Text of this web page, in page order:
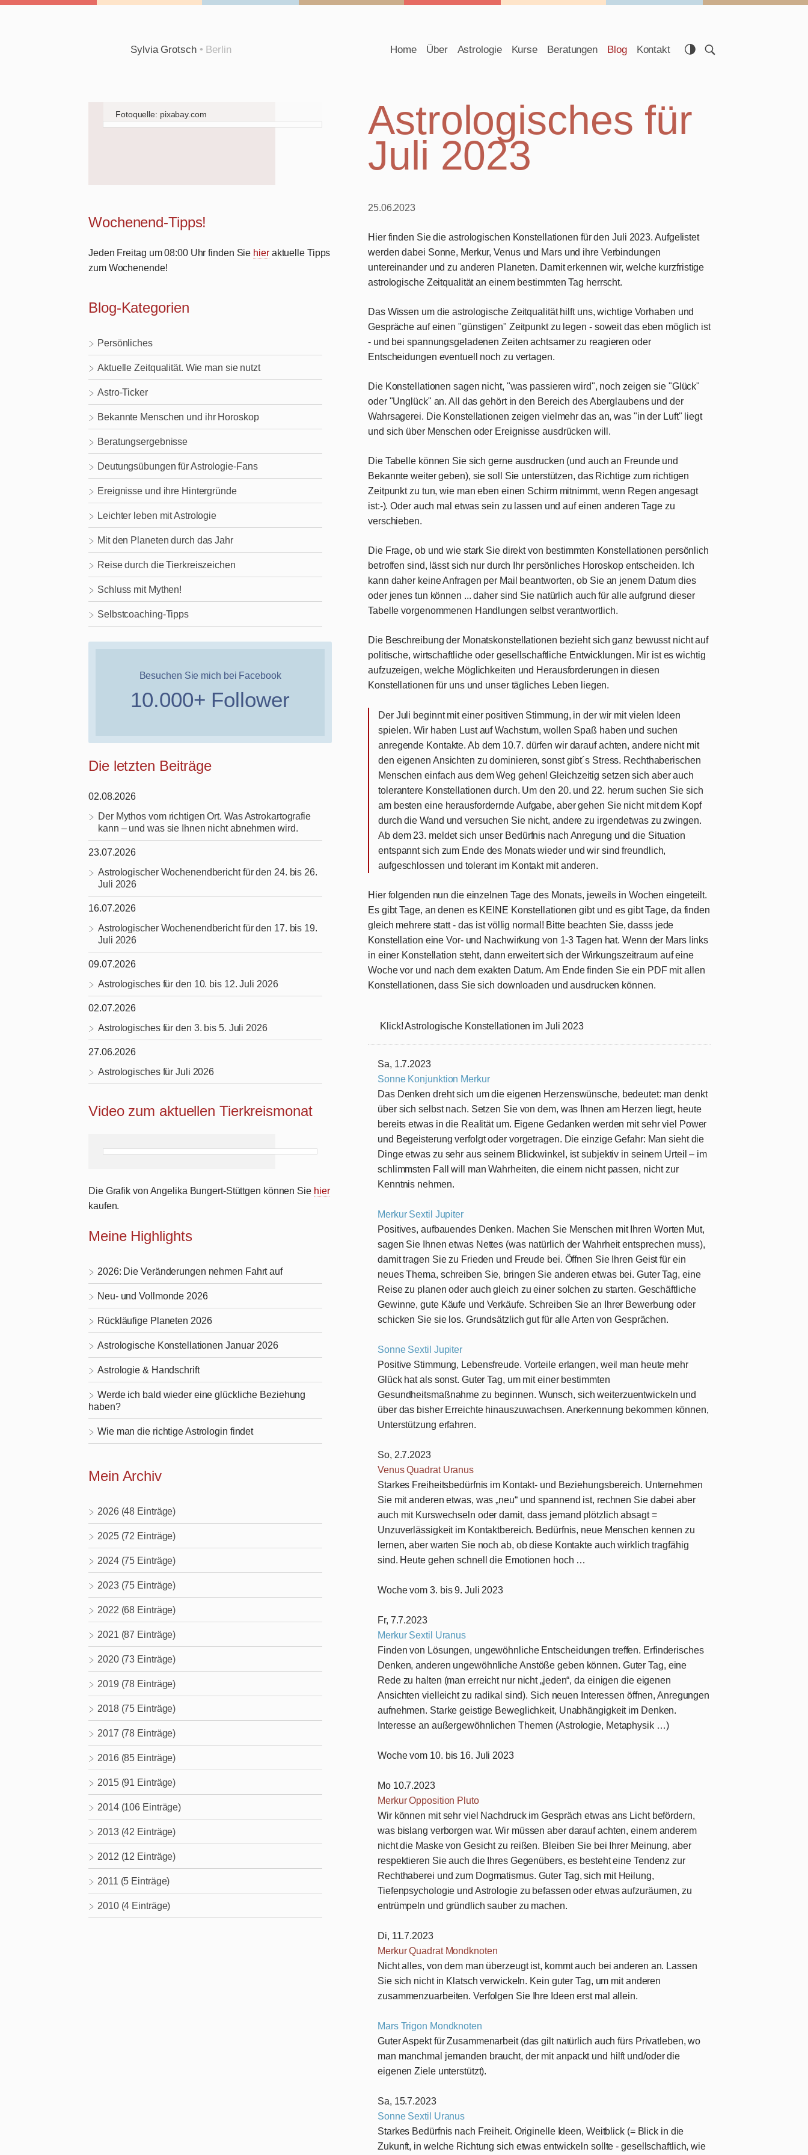
Sylvia Grotsch • Berlin
Navigation
überspringen
Home Über Astrologie Kurse Beratungen Blog Kontakt
Fotoquelle: pixabay.com
Wochenend-Tipps!
Jeden Freitag um 08:00 Uhr finden Sie hieraktuelle Tipps
zum Wochenende!
Blog-Kategorien
Aktuelle Zeitqualität. Wie man sie nutzt
Astro-Ticker
Bekannte Menschen und ihr Horoskop
Beratungsergebnisse
Deutungsübungen für Astrologie-Fans
Ereignisse und ihre Hintergründe
Leichter leben mit Astrologie
Mit den Planeten durch das Jahr
Persönliches
Reise durch die Tierkreiszeichen
Schluss mit Mythen!
Selbstcoaching-Tipps
Besuchen Sie mich bei Facebook
10.000+ Follower
Die letzten Beiträge
02.08.2026
Der Mythos vom richtigen Ort. Was Astrokartografie
kann – und was sie Ihnen nicht abnehmen wird.
23.07.2026
Astrologischer Wochenendbericht für den 24. bis 26.
Juli 2026
16.07.2026
Astrologischer Wochenendbericht für den 17. bis 19.
Juli 2026
09.07.2026
Astrologisches für den 10. bis 12. Juli 2026
02.07.2026
Astrologisches für den 3. bis 5. Juli 2026
27.06.2026
Astrologisches für Juli 2026
Video zum aktuellen Tierkreismonat
Die Grafik von Angelika Bungert-Stüttgen können Sie hier
kaufen.
Meine Highlights
2026: Die Veränderungen nehmen Fahrt auf
Neu- und Vollmonde 2026
Rückläufige Planeten 2026
Astrologische Konstellationen Januar 2026
Astrologie & Handschrift
Werde ich bald wieder eine glückliche Beziehung
haben?
Wie man die richtige Astrologin findet
Mein Archiv
2026 (48 Einträge)
2025 (72 Einträge)
2024 (75 Einträge)
2023 (75 Einträge)
2022 (68 Einträge)
2021 (87 Einträge)
2020 (73 Einträge)
2019 (78 Einträge)
2018 (75 Einträge)
2017 (78 Einträge)
2016 (85 Einträge)
2015 (91 Einträge)
2014 (106 Einträge)
2013 (42 Einträge)
2012 (12 Einträge)
2011 (5 Einträge)
2010 (4 Einträge)
Astrologisches für
Juli 2023
25.06.2023
Hier finden Sie die astrologischen Konstellationen für den Juli 2023. Aufgelistet
werden dabei Sonne, Merkur, Venus und Mars und ihre Verbindungen
untereinander und zu anderen Planeten. Damit erkennen wir, welche kurzfristige
astrologische Zeitqualitätan einem bestimmten Tag herrscht.
Das Wissen um die astrologische Zeitqualität hilft uns,wichtige Vorhaben und
Gespräche auf einen "günstigen" Zeitpunkt zu legen - soweit das eben möglich ist
- und bei spannungsgeladenen Zeiten achtsamer zu reagieren oder
Entscheidungen eventuell noch zu vertagen.
Die Konstellationen sagen nicht, "was passieren wird", noch zeigen sie "Glück"
oder "Unglück" an. All das gehört in den Bereich des Aberglaubens und der
Wahrsagerei. Die Konstellationen zeigen vielmehr das an, was "in der Luft" liegt
und sich über Menschen oder Ereignisse ausdrücken will.
Die Tabelle können Sie sich gerne ausdrucken (und auch an Freunde und
Bekannte weiter geben), sie soll Sie unterstützen, das Richtige zum richtigen
Zeitpunkt zu tun, wie man eben einen Schirm mitnimmt, wenn Regen angesagt
ist:-). Oder auch mal etwas sein zu lassen und auf einen anderen Tage zu
verschieben.
Die Frage, ob und wie stark Sie direkt von bestimmten Konstellationen persönlich
betroffen sind, lässt sich nur durch Ihr persönliches Horoskop entscheiden. Ich
kann daher keine Anfragen per Mail beantworten, ob Sie an jenem Datum dies
oder jenes tun können ... daher sind Sie natürlich auch für alle aufgrund dieser
Tabelle vorgenommenen Handlungen selbst verantwortlich.
Die Beschreibung der Monatskonstellationen bezieht sich ganz bewusst nicht auf
politische, wirtschaftliche oder gesellschaftliche Entwicklungen. Mir ist es wichtig
aufzuzeigen, welche Möglichkeiten und Herausforderungen in diesen
Konstellationen für uns und unser tägliches Leben liegen.
Der Juli beginnt mit einer positiven Stimmung, in der wir mit vielen Ideen
spielen. Wir haben Lust auf Wachstum, wollen Spaß haben und suchen
anregende Kontakte. Ab dem 10.7. dürfen wir darauf achten, andere nicht mit
den eigenen Ansichten zu dominieren, sonst gibt´s Stress. Rechthaberischen
Menschen einfach aus dem Weg gehen! Gleichzeitig setzen sich aber auch
tolerantere Konstellationen durch. Um den 20. und 22. herum suchen Sie sich
am besten eine herausfordernde Aufgabe, aber gehen Sie nicht mit dem Kopf
durch die Wand und versuchen Sie nicht, andere zu irgendetwas zu zwingen.
Ab dem 23. meldet sich unser Bedürfnis nach Anregung und die Situation
entspannt sich zum Ende des Monats wieder und wir sind freundlich,
aufgeschlossen und tolerant im Kontakt mit anderen.
Hier folgenden nun die einzelnen Tage des Monats, jeweils in Wochen eingeteilt.
Es gibt Tage, an denen es KEINE Konstellationen gibt und es gibt Tage, da finden
gleich mehrere statt - das ist völlig normal! Bitte beachten Sie, dasss jede
Konstellation eine Vor- und Nachwirkung von 1-3 Tagen hat. Wenn der Mars links
in einer Konstellation steht, dann erweitert sich der Wirkungszeitraum auf eine
Woche vor und nach dem exakten Datum. Am Ende finden Sie ein PDF mit allen
Konstellationen, dass Sie sich downloaden und ausdrucken können.
Klick! Astrologische Konstellationen im Juli 2023
Sa, 1.7.2023
Sonne Konjunktion Merkur
Das Denken dreht sich um die eigenen Herzenswünsche, bedeutet: man denkt
über sich selbst nach. Setzen Sie von dem, was Ihnen am Herzen liegt, heute
bereits etwas in die Realität um. Eigene Gedanken werden mit sehr viel Power
und Begeisterung verfolgt oder vorgetragen. Die einzige Gefahr: Man sieht die
Dinge etwas zu sehr aus seinem Blickwinkel, ist subjektiv in seinem Urteil – im
schlimmsten Fall will man Wahrheiten, die einem nicht passen, nicht zur
Kenntnis nehmen.
Merkur Sextil Jupiter
Positives, aufbauendes Denken. Machen Sie Menschen mit Ihren Worten Mut,
sagen Sie Ihnen etwas Nettes (was natürlich der Wahrheit entsprechen muss),
damit tragen Sie zu Frieden und Freude bei. Öffnen Sie Ihren Geist für ein
neues Thema, schreiben Sie, bringen Sie anderen etwas bei. Guter Tag, eine
Reise zu planen oder auch gleich zu einer solchen zu starten. Geschäftliche
Gewinne, gute Käufe und Verkäufe. Schreiben Sie an Ihrer Bewerbung oder
schicken Sie sie los. Grundsätzlich gut für alle Arten von Gesprächen.
Sonne Sextil Jupiter
Positive Stimmung, Lebensfreude. Vorteile erlangen, weil man heute mehr
Glück hat als sonst. Guter Tag, um mit einer bestimmten
Gesundheitsmaßnahme zu beginnen. Wunsch, sich weiterzuentwickeln und
über das bisher Erreichte hinauszuwachsen. Anerkennung bekommen können,
Unterstützung erfahren.
So, 2.7.2023
Venus Quadrat Uranus
Starkes Freiheitsbedürfnis im Kontakt- und Beziehungsbereich. Unternehmen
Sie mit anderen etwas, was „neu“ und spannend ist, rechnen Sie dabei aber
auch mit Kurswechseln oder damit, dass jemand plötzlich absagt =
Unzuverlässigkeit im Kontaktbereich. Bedürfnis, neue Menschen kennen zu
lernen, aber warten Sie noch ab, ob diese Kontakte auch wirklich tragfähig
sind. Heute gehen schnell die Emotionen hoch …
Woche vom 3. bis 9. Juli 2023
Fr, 7.7.2023
Merkur Sextil Uranus
Finden von Lösungen, ungewöhnliche Entscheidungen treffen. Erfinderisches
Denken, anderen ungewöhnliche Anstöße geben können. Guter Tag, eine
Rede zu halten (man erreicht nur nicht „jeden“, da einigen die eigenen
Ansichten vielleicht zu radikal sind). Sich neuen Interessen öffnen, Anregungen
aufnehmen. Starke geistige Beweglichkeit, Unabhängigkeit im Denken.
Interesse an außergewöhnlichen Themen (Astrologie, Metaphysik …)
Woche vom 10. bis 16. Juli 2023
Mo 10.7.2023
Merkur Opposition Pluto
Wir können mit sehr viel Nachdruck im Gespräch etwas ans Licht befördern,
was bislang verborgen war. Wir müssen aber darauf achten, einem anderem
nicht die Maske von Gesicht zu reißen. Bleiben Sie bei Ihrer Meinung, aber
respektieren Sie auch die Ihres Gegenübers, es besteht eine Tendenz zur
Rechthaberei und zum Dogmatismus. Guter Tag, sich mit Heilung,
Tiefenpsychologie und Astrologie zu befassen oder etwas aufzuräumen, zu
entrümpeln und gründlich sauber zu machen.
Di, 11.7.2023
Merkur Quadrat Mondknoten
Nicht alles, von dem man überzeugt ist, kommt auch bei anderen an. Lassen
Sie sich nicht in Klatsch verwickeln. Kein guter Tag, um mit anderen
zusammenzuarbeiten. Verfolgen Sie Ihre Ideen erst mal allein.
Mars Trigon Mondknoten
Guter Aspekt für Zusammenarbeit (das gilt natürlich auch fürs Privatleben, wo
man manchmal jemanden braucht, der mit anpackt und hilft und/oder die
eigenen Ziele unterstützt).
Sa, 15.7.2023
Sonne Sextil Uranus
Starkes Bedürfnis nach Freiheit. Originelle Ideen, Weitblick (= Blick in die
Zukunft, in welche Richtung sich etwas entwickeln sollte - gesellschaftlich, wie